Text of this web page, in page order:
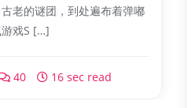
老的谜团，到处遍布着弹嘟
游戏S […]
40 16 sec read